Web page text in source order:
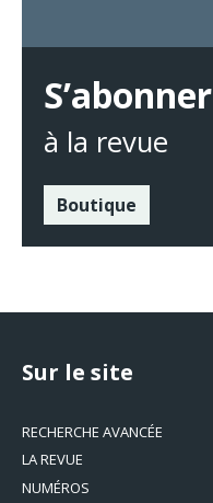
S’abonner
à la revue
Boutique
Sur le site
RECHERCHE AVANCÉE
LA REVUE
NUMÉROS